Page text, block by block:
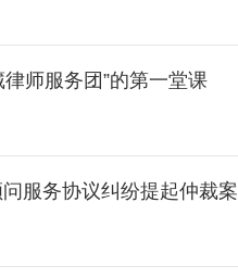
师服务团”的第一堂课
服务协议纠纷提起仲裁案